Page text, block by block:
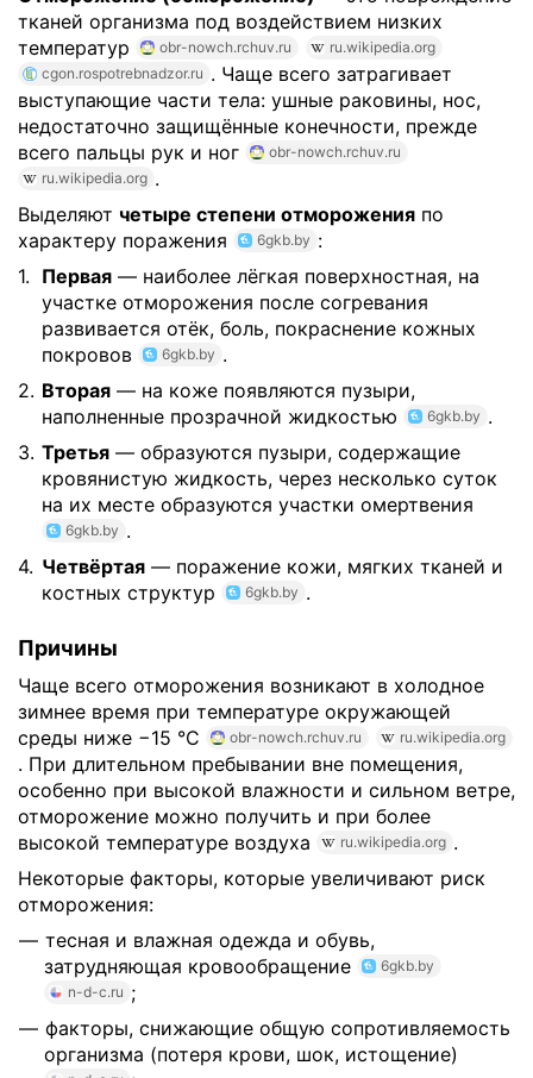
тканей организма под воздействием низких
температур
obr-nowch.rchuv.ru
ru.wikipedia.org
cgon.rospotrebnadzor.ru . Чаще всего затрагивает
выступающие части тела: ушные раковины, нос,
недостаточно защищённые конечности, прежде
всего пальцы рук и ног
obr-nowch.rchuv.ru
ru.wikipedia.org .
Выделяют четыре степени отморожения по
характеру поражения
6gkb.by :
Первая — наиболее лёгкая поверхностная, на
участке отморожения после согревания
развивается отёк, боль, покраснение кожных
покровов
6gkb.by .
Вторая — на коже появляются пузыри,
наполненные прозрачной жидкостью
6gkb.by .
Третья — образуются пузыри, содержащие
кровянистую жидкость, через несколько суток
на их месте образуются участки омертвения
6gkb.by .
Четвёртая — поражение кожи, мягких тканей и
костных структур
6gkb.by .
Причины
Чаще всего отморожения возникают в холодное
зимнее время при температуре окружающей
среды ниже −15 °C
obr-nowch.rchuv.ru ru.wikipedia.org
. При длительном пребывании вне помещения,
особенно при высокой влажности и сильном ветре,
отморожение можно получить и при более
высокой температуре воздуха
ru.wikipedia.org .
Некоторые факторы, которые увеличивают риск
отморожения:
тесная и влажная одежда и обувь,
затрудняющая кровообращение
6gkb.by
n-d-c.ru ;
факторы, снижающие общую сопротивляемость
организма (потеря крови, шок, истощение)